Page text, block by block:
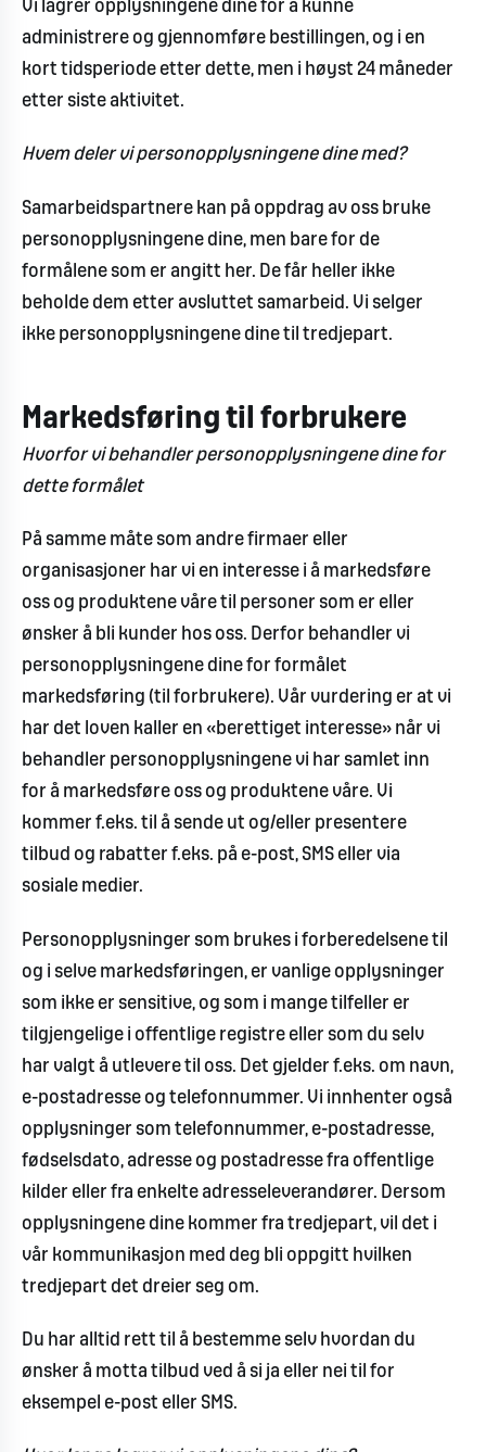
Vi lagrer opplysningene dine for å kunne
administrere og gjennomføre bestillingen, og i en
kort tidsperiode etter dette, men i høyst 24 måneder
etter siste aktivitet.
Hvem deler vi personopplysningene dine med?
Samarbeidspartnere kan på oppdrag av oss bruke
personopplysningene dine, men bare for de
formålene som er angitt her. De får heller ikke
beholde dem etter avsluttet samarbeid. Vi selger
ikke personopplysningene dine til tredjepart.
Markedsføring til forbrukere
Hvorfor vi behandler personopplysningene dine for
dette formålet
På samme måte som andre firmaer eller
organisasjoner har vi en interesse i å markedsføre
oss og produktene våre til personer som er eller
ønsker å bli kunder hos oss. Derfor behandler vi
personopplysningene dine for formålet
markedsføring (til forbrukere). Vår vurdering er at vi
har det loven kaller en «berettiget interesse» når vi
behandler personopplysningene vi har samlet inn
for å markedsføre oss og produktene våre. Vi
kommer f.eks. til å sende ut og/eller presentere
tilbud og rabatter f.eks. på e-post, SMS eller via
sosiale medier.
Personopplysninger som brukes i forberedelsene til
og i selve markedsføringen, er vanlige opplysninger
som ikke er sensitive, og som i mange tilfeller er
tilgjengelige i offentlige registre eller som du selv
har valgt å utlevere til oss. Det gjelder f.eks. om navn,
e-postadresse og telefonnummer. Vi innhenter også
opplysninger som telefonnummer, e-postadresse,
fødselsdato, adresse og postadresse fra offentlige
kilder eller fra enkelte adresseleverandører. Dersom
opplysningene dine kommer fra tredjepart, vil det i
vår kommunikasjon med deg bli oppgitt hvilken
tredjepart det dreier seg om.
Du har alltid rett til å bestemme selv hvordan du
ønsker å motta tilbud ved å si ja eller nei til for
eksempel e-post eller SMS.